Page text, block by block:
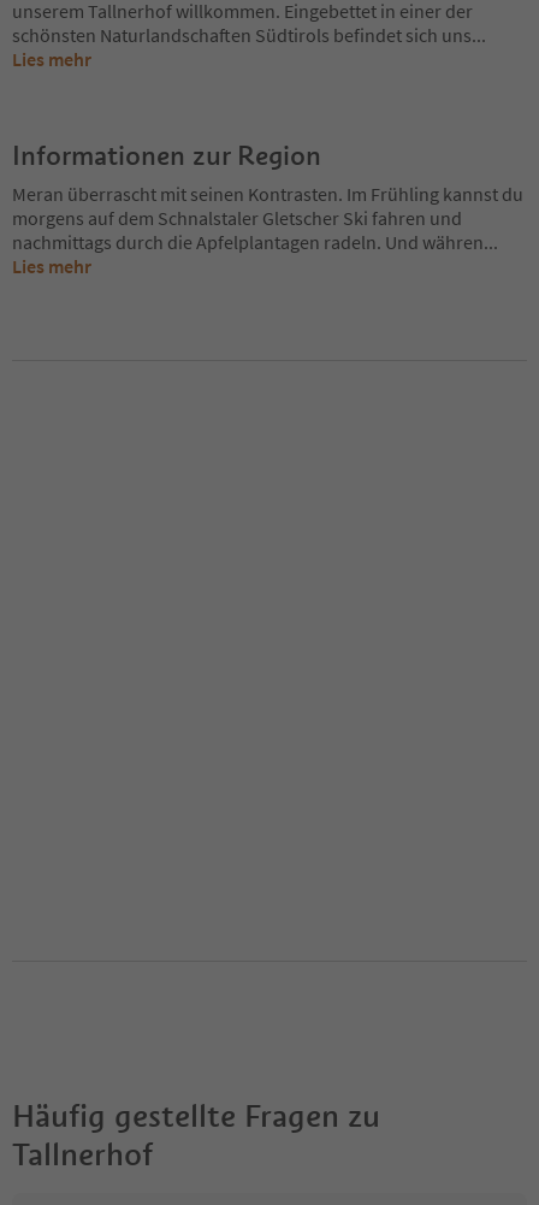
unserem Tallnerhof willkommen. Eingebettet in einer der
schönsten Naturlandschaften Südtirols befindet sich uns...
Lies mehr
Informationen zur Region
Meran überrascht mit seinen Kontrasten. Im Frühling kannst du
morgens auf dem Schnalstaler Gletscher Ski fahren und
nachmittags durch die Apfelplantagen radeln. Und währen...
Lies mehr
Häufig gestellte Fragen zu
Tallnerhof